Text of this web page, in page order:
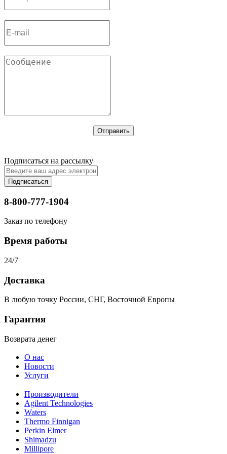
Подписаться на рассылку
Подписаться
8-800-777-1904
Заказ по телефону
Время работы
24/7
Доставка
В любую точку России, СНГ, Восточной Европы
Гарантия
Возврата денег
О нас
Новости
Услуги
Производители
Agilent Technologies
Waters
Thermo Finnigan
Perkin Elmer
Shimadzu
Millipore